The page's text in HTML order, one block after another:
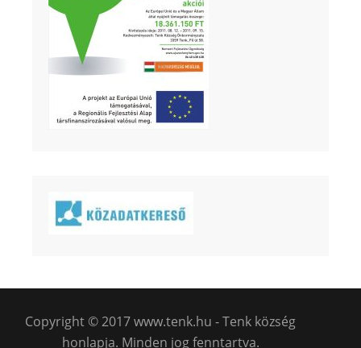
Copyright © 2017 www.tenk.hu - Tenk község
honlapja. Minden jog fenntartva.